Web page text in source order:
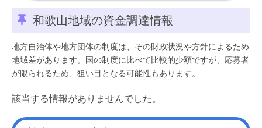
和歌山地域の資金調達情報
地方自治体や地方団体の制度は、その財政状況や方針によるため
地域差があります。国の制度に比べて比較的少額ですが、応募者
が限られるため、狙い目となる可能性もあります。
該当する情報がありませんでした。